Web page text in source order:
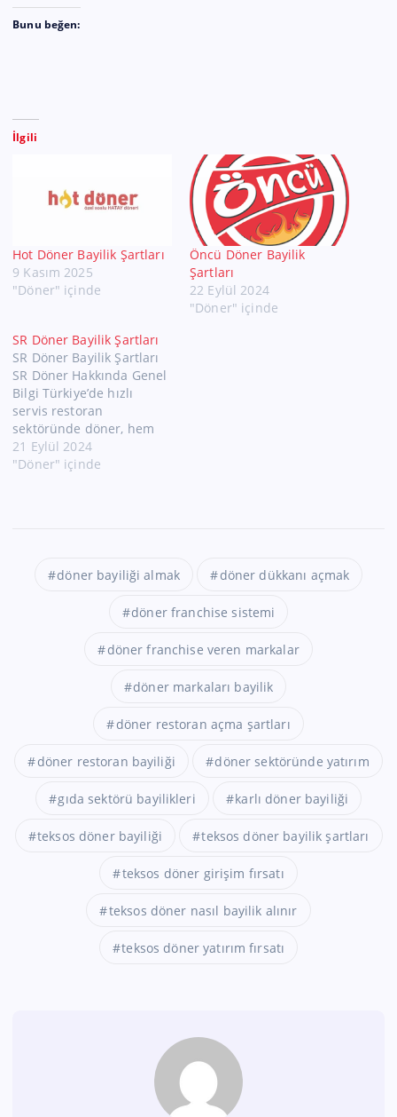
Bunu beğen:
İlgili
Hot Döner Bayilik Şartları
9 Kasım 2025
"Döner" içinde
Öncü Döner Bayilik
Şartları
22 Eylül 2024
"Döner" içinde
SR Döner Bayilik Şartları
SR Döner Bayilik Şartları
SR Döner Hakkında Genel
Bilgi Türkiye’de hızlı
servis restoran
sektöründe döner, hem
yerli hem de turistler için
popüler bir yiyecek olarak
odaklı hizmet anlayışıyla
dikkat çeken bir markadır.
21 Eylül 2024
"Döner" içinde
döner bayiliği almak döner dükkanı açmak
döner franchise sistemi
döner franchise veren markalar
döner markaları bayilik
döner restoran açma şartları
döner restoran bayiliği döner sektöründe yatırım
gıda sektörü bayilikleri karlı döner bayiliği
teksos döner bayiliği teksos döner bayilik şartları
teksos döner girişim fırsatı
teksos döner nasıl bayilik alınır
teksos döner yatırım fırsatı